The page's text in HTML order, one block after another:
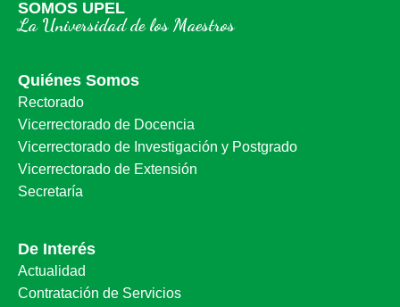
SOMOS UPEL
La Universidad de los Maestros
Quiénes Somos
Rectorado
Vicerrectorado de Docencia
Vicerrectorado de Investigación y Postgrado
Vicerrectorado de Extensión
Secretaría
De Interés
Actualidad
Contratación de Servicios